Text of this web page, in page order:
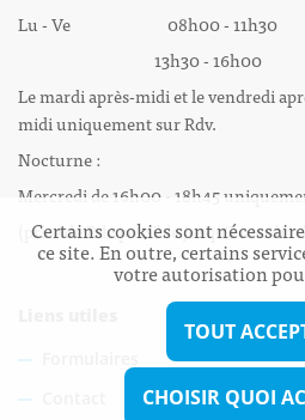
Lu - Ve 08h00 - 11h30
13h30 - 16h00
Le mardi après-midi et le vendredi
midi uniquement sur Rdv.
Nocturne :
Mercredi de 16h00 - 18h45
(prise de Rdv possible jusqu'à mardi
Certains cookies sont
ce site. En outre, certains
votre autorisation
TOUT
CHOISIR QUOI